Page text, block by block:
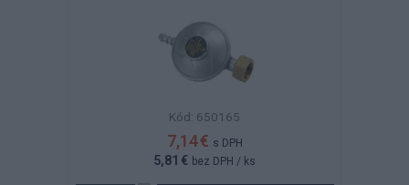
Kód: 650165
7,14 € s DPH
5,81 € bez DPH / ks